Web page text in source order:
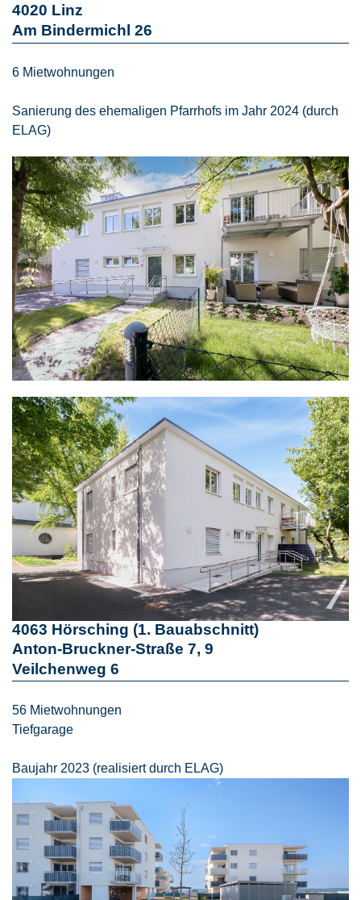
4020 Linz
Am Bindermichl 26
6 Mietwohnungen
Sanierung des ehemaligen Pfarrhofs im Jahr 2024 (durch
ELAG)
4063 Hörsching (1. Bauabschnitt)
Anton-Bruckner-Straße 7, 9
Veilchenweg 6
56 Mietwohnungen
Tiefgarage
Baujahr 2023 (realisiert durch ELAG)